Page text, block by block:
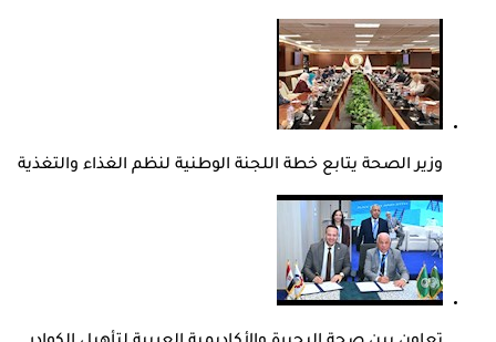
وزير الصحة يتابع خطة اللجنة الوطنية لنظم الغذاء والتغذية